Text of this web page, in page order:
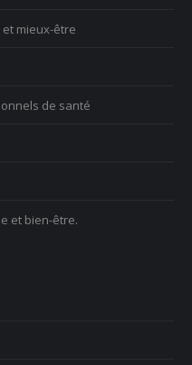
mieux-être
de santé
et bien-être.